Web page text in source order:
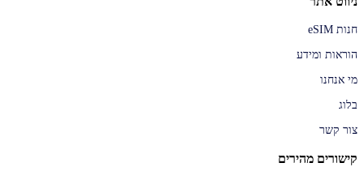
חנות eSIM
הוראות ומידע
מי אנחנו
בלוג
צור קשר
קישורים מהירים